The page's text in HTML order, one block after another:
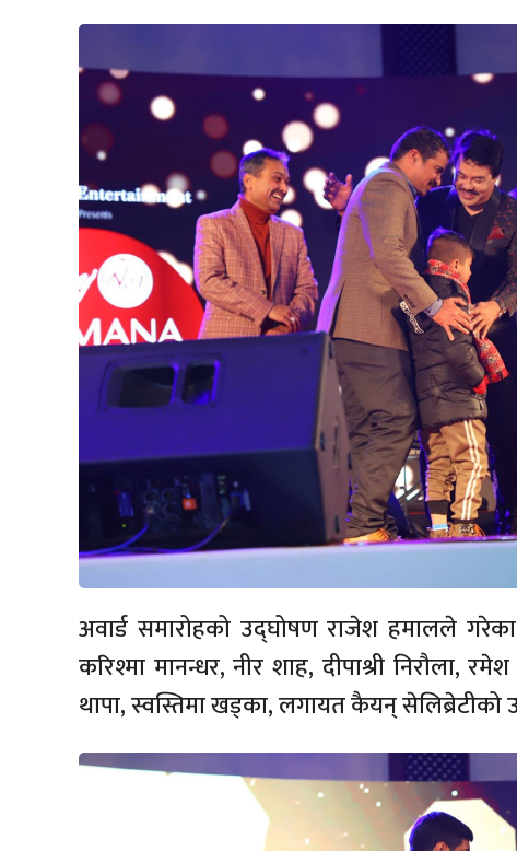
अवार्ड समारोहको उद्घोषण राजेश हमालले
करिश्मा मानन्धर, नीर शाह, दीपाश्री निरौला,
थापा, स्वस्तिमा खड्का, लगायत कैयन् सेलिब्रेटीको